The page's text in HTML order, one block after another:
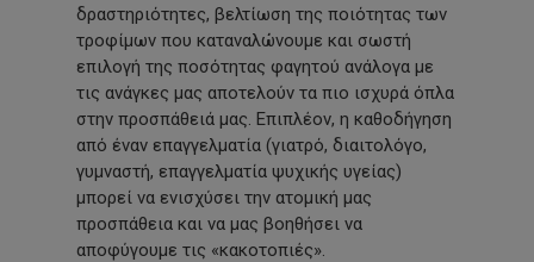
δραστηριότητες, βελτίωση της ποιότητας των
τροφίμων που καταναλώνουμε και σωστή
επιλογή της ποσότητας φαγητού ανάλογα με
τις ανάγκες μας αποτελούν τα πιο ισχυρά όπλα
στην προσπάθειά μας. Επιπλέον, η καθοδήγηση
από έναν επαγγελματία (γιατρό, διαιτολόγο,
γυμναστή, επαγγελματία ψυχικής υγείας)
μπορεί να ενισχύσει την ατομική μας
προσπάθεια και να μας βοηθήσει να
αποφύγουμε τις «κακοτοπιές».